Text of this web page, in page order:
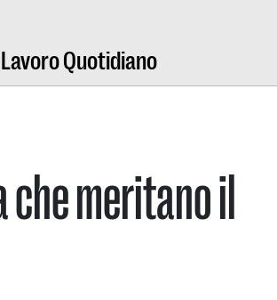
Quotidiano
meritano il